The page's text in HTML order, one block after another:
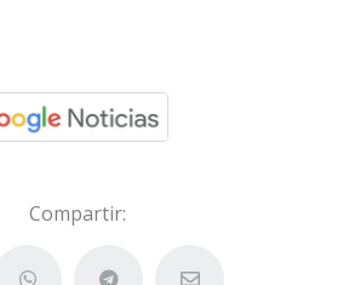
Compartir: